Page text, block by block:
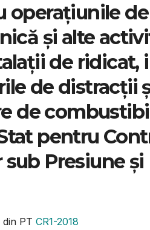
operaţiunile
şi alte
de
de distracţii
de
pentru
Presiune
din PT CR1-2018